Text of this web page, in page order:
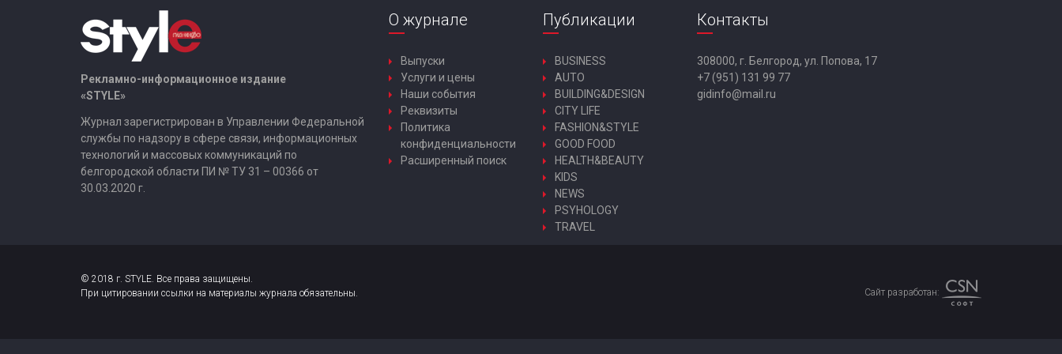
Рекламно-информационное издание
«STYLE»
Журнал зарегистрирован в Управлении Федеральной
службы по надзору в сфере связи, информационных
технологий и массовых коммуникаций по
белгородской области ПИ № ТУ 31 – 00366 от
30.03.2020 г.
О журнале
Выпуски
Услуги и цены
Наши события
Реквизиты
Политика
конфиденциальности
Расширенный поиск
Публикации
BUSINESS
AUTO
BUILDING&DESIGN
CITY LIFE
FASHION&STYLE
GOOD FOOD
HEALTH&BEAUTY
KIDS
NEWS
PSYHOLOGY
TRAVEL
Контакты
308000, г. Белгород, ул. Попова, 17
+7 (951) 131 99 77
gidinfo@mail.ru
© 2018 г. STYLE. Все права защищены.
При цитировании ссылки на материалы журнала обязательны.
Сайт разработан: